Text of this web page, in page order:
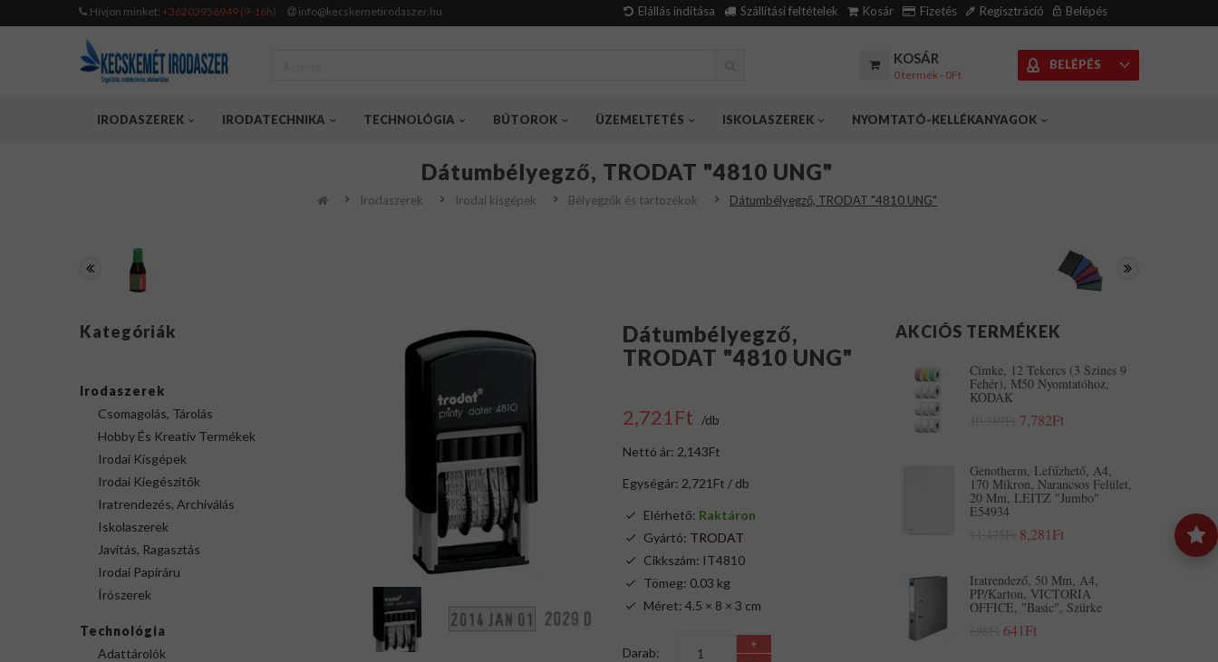
Hívjon minket: +36203956949 (9-16h) info@kecskemetirodaszer.hu Elállás indítása Szállítási feltételek Kosár Fizetés Regisztráció Belépés
KOSÁR
0 termék - 0Ft
BELÉPÉS
IRODASZEREK IRODATECHNIKA TECHNOLÓGIA BÚTOROK ÜZEMELTETÉS ISKOLASZEREK NYOMTATÓ-KELLÉKANYAGOK
Dátumbélyegző, TRODAT "4810 UNG"
Irodaszerek Irodai kisgépek Bélyegzők és tartozékok Dátumbélyegző, TRODAT "4810 UNG"
Kategóriák
Irodaszerek
Csomagolás, Tárolás
Hobby És Kreatív Termékek
Irodai Kisgépek
Irodai Kiegészítők
Iratrendezés, Archiválás
Iskolaszerek
Javítás, Ragasztás
Irodai Papíráru
Írószerek
Technológia
Adattárolók
Dátumbélyegző,
TRODAT "4810 UNG"
2,721Ft /db
Nettó ár: 2,143Ft
Egységár: 2,721Ft / db
Elérhető: Raktáron
Gyártó: TRODAT
Cikkszám: IT4810
Tömeg: 0.03 kg
Méret: 4.5 × 8 × 3 cm
Darab:
AKCIÓS TERMÉKEK
Címke, 12 Tekercs (3 Színes 9
Fehér), M50 Nyomtatóhoz,
KODAK
7,782Ft
Genotherm, Lefűzhető, A4,
170 Mikron, Narancsos Felület,
20 Mm, LEITZ "Jumbo"
E54934
8,281Ft
Iratrendező, 50 Mm, A4,
PP/karton, VICTORIA
OFFICE, "Basic", Szürke
641Ft